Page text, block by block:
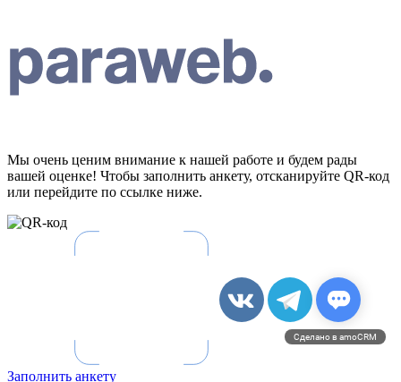
Мы очень ценим внимание к нашей работе и будем рады
вашей оценке! Чтобы заполнить анкету, отсканируйте QR-код
или перейдите по ссылке ниже.
Заполнить анкету
Сделано в amoCRM